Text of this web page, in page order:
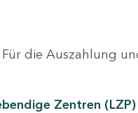
die Auszahlung
Zentren (LZP)